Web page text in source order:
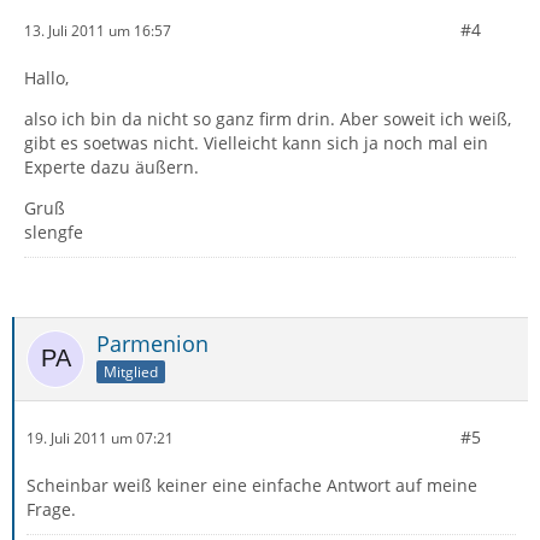
13. Juli 2011 um 16:57 #4
Hallo,
also ich bin da nicht so ganz firm drin. Aber soweit ich weiß,
gibt es soetwas nicht. Vielleicht kann sich ja noch mal ein
Experte dazu äußern.
Gruß
slengfe
Parmenion
Mitglied
19. Juli 2011 um 07:21 #5
Scheinbar weiß keiner eine einfache Antwort auf meine
Frage.